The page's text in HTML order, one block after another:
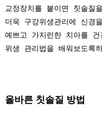
교정장치를 붙이면 칫솔질
더욱 구강위생관리에 신경
예쁘고 가지런한 치아를
위생 관리법을 배워보도록
올바른 칫솔질 방법